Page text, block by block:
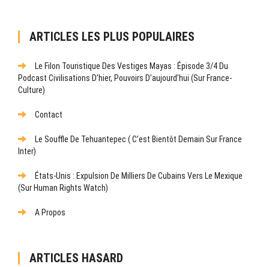
ARTICLES LES PLUS POPULAIRES
Le Filon Touristique Des Vestiges Mayas : Épisode 3/4 Du
Podcast Civilisations D’hier, Pouvoirs D’aujourd’hui (sur France-
Culture)
Contact
Le Souffle De Tehuantepec ( C’est Bientôt Demain Sur France
Inter)
États-Unis : Expulsion De Milliers De Cubains Vers Le Mexique
(sur Human Rights Watch)
A Propos
ARTICLES HASARD